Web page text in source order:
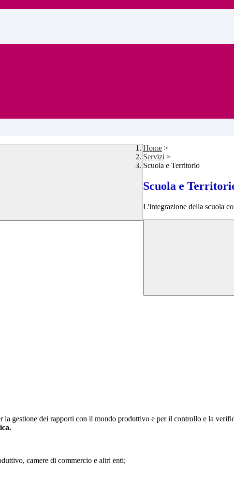
Home >
Servizi >
Scuola e Territorio
Scuola e
L'integrazione della scuola
la gestione dei rapporti con il mondo produttivo e per il controllo e la
camere di commercio e altri enti;